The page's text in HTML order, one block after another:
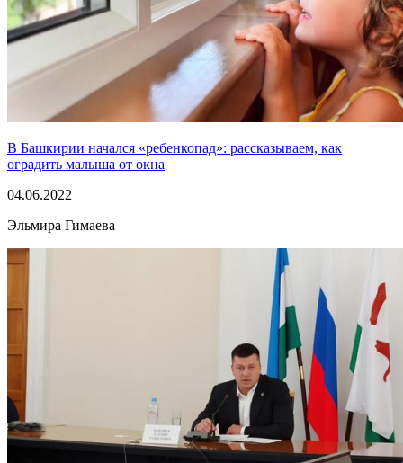
В Башкирии начался «ребенкопад»: рассказываем, как
оградить малыша от окна
04.06.2022
Эльмира Гимаева